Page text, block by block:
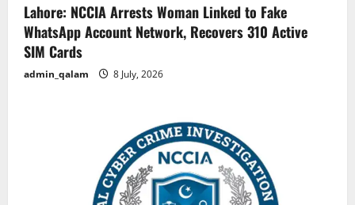
Lahore: NCCIA Arrests Woman Linked to Fake
WhatsApp Account Network, Recovers 310 Active
SIM Cards
admin_qalam 8 July, 2026